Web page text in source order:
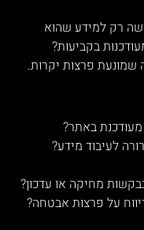
רק למידע שהוא
בקביעות?
באתר?
לעיבוד מידע?
מחיקה או עדכון?
על פרצות אבטחה?